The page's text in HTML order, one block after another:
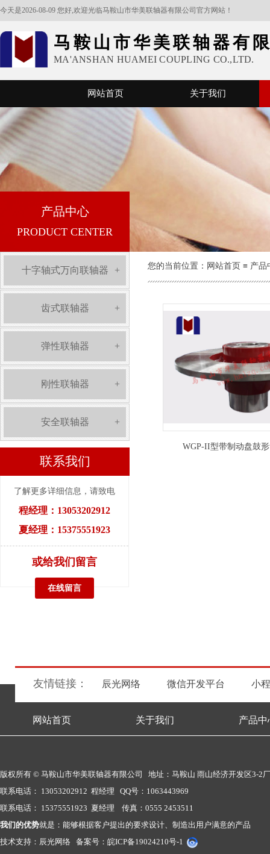
今天是2026-08-09 您好,欢迎光临马鞍山市华美联轴器有限公司官方网站！
马鞍山市华美联轴器有
MA'ANSHAN HUAMEI COUPLING CO.,LTD.
网站首页 关于我们
产品中心
PRODUCT CENTER
十字轴式万向联轴器 +
齿式联轴器 +
弹性联轴器 +
刚性联轴器 +
安全联轴器 +
联系我们
了解更多详细信息，请致电
程经理：13053202912
夏经理：15375551923
或给我们留言
在线留言
您的当前位置：​​​​ 网站首页 ≡ 产品
WGP-II型带制动盘鼓
友情链接： 辰光网络 微信开发平台 小
网站首页 关于我们 产品中
版权所有 © 马鞍山市华美联轴器有限公司 地址：马鞍山 雨山经济开发区3-2
联系电话： 13053202912 程经理 QQ号：1063443969
联系电话： 15375551923 夏经理 传真：0555 2453511
我们的优势就是：能够根据客户提出的要求设计、制造出用户满意的产品
技术支持： 辰光网络 备案号： 皖ICP备19024210号-1